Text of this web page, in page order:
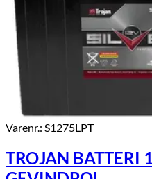
Varenr.: S1275LPT
TROJAN BATTERI